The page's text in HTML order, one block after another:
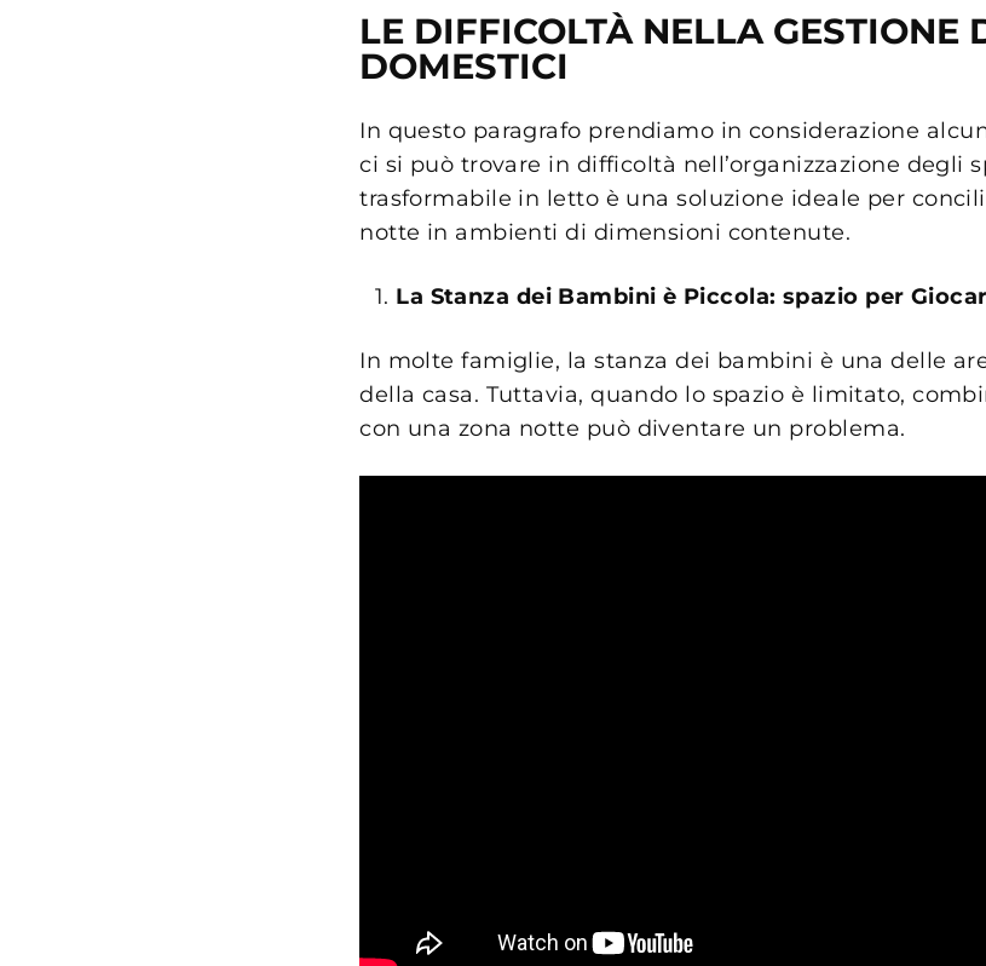
LE DIFFICOLTÀ NELLA GESTIONE
DOMESTICI
In questo paragrafo prendiamo in considerazione
ci si può trovare in difficoltà nell’organizzazione degli
trasformabile in letto è una soluzione ideale per
notte in ambienti di dimensioni contenute.
La Stanza dei Bambini è Piccola: spazio per
In molte famiglie, la stanza dei bambini è una delle
della casa. Tuttavia, quando lo spazio è limitato,
con una zona notte può diventare un problema.